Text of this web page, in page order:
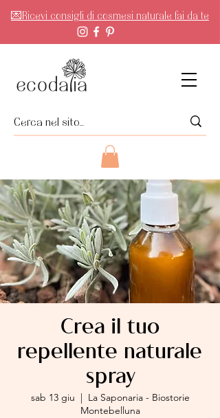
💌Ricevi consigli di cosmesi naturale fai da te
Crea il tuo
repellente naturale
spray
sab 13 giu
La Saponaria - Biostorie
Montebelluna